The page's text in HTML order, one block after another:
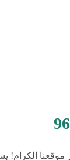
موقعنا